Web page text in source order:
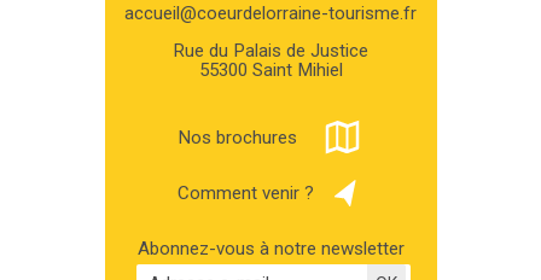
accueil@coeurdelorraine-tourisme.fr
Rue du Palais de Justice
55300 Saint Mihiel
Nos brochures
Comment venir ?
Abonnez-vous à notre newsletter